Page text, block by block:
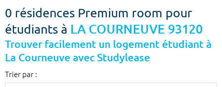
Ville, école
Budget min
€
Budget max
€
0 résidences Premium room pour
étudiants à LA COURNEUVE 93120
Trouver facilement un logement étudiant à
La Courneuve avec Studylease
Trier par :